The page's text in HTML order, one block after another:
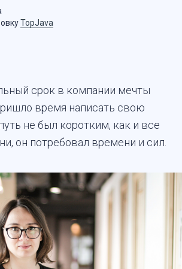
TopJava
срок в компании мечты
время написать свою
не был коротким, как и все
он потребовал времени и сил.